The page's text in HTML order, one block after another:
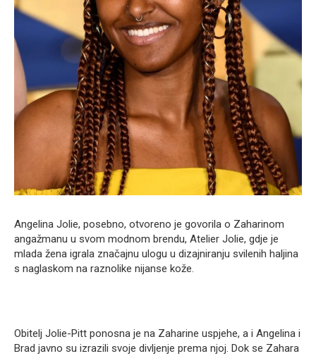
Angelina Jolie, posebno, otvoreno je govorila o Zaharinom
angažmanu u svom modnom brendu, Atelier Jolie, gdje je
mlada žena igrala značajnu ulogu u dizajniranju svilenih haljina
s naglaskom na raznolike nijanse kože.
Obitelj Jolie-Pitt ponosna je na Zaharine uspjehe, a i Angelina i
Brad javno su izrazili svoje divljenje prema njoj. Dok se Zahara